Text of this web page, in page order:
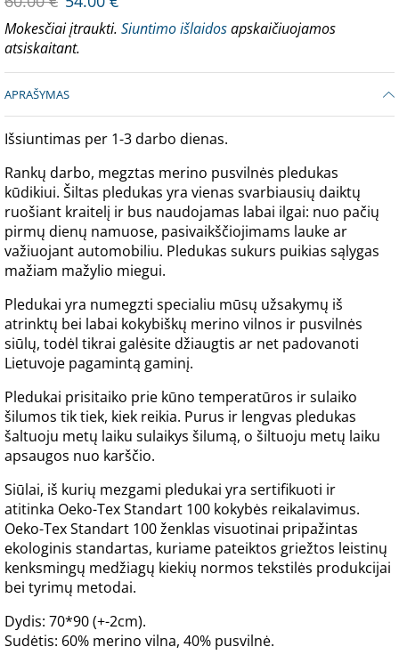
Mokesčiai įtraukti. Siuntimo išlaidosapskaičiuojamos
atsiskaitant.
APRAŠYMAS
Išsiuntimas per 1-3 darbo dienas.
Rankų darbo, megztas merino pusvilnės pledukas
kūdikiui. Šiltas pledukas yra vienas svarbiausių daiktų
ruošiant kraitelį ir bus naudojamas labai ilgai: nuo pačių
pirmų dienų namuose, pasivaikščiojimams lauke ar
važiuojant automobiliu. Pledukas sukurs puikias sąlygas
mažiam mažylio miegui.
Pledukai yra numegzti specialiu mūsų užsakymų iš
atrinktų bei labai kokybiškų merino vilnos ir pusvilnės
siūlų, todėl tikrai galėsite džiaugtis ar net padovanoti
Lietuvoje pagamintą gaminį.
Pledukai prisitaiko prie kūno temperatūros ir sulaiko
šilumos tik tiek, kiek reikia. Purus ir lengvas pledukas
šaltuoju metų laiku sulaikys šilumą, o šiltuoju metų laiku
apsaugos nuo karščio.
Siūlai, iš kurių mezgami pledukai yra sertifikuoti ir
atitinka Oeko-Tex Standart 100 kokybės reikalavimus.
Oeko-Tex Standart 100 ženklas visuotinai pripažintas
ekologinis standartas, kuriame pateiktos griežtos leistinų
kenksmingų medžiagų kiekių normos tekstilės produkcijai
bei tyrimų metodai.
Dydis: 70*90 (+-2cm).
Sudėtis: 60% merino vilna, 40% pusvilnė.